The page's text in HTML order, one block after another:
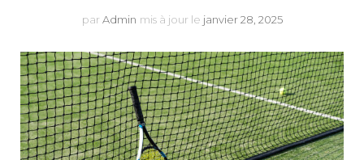
par Admin mis à jour le janvier 28, 2025